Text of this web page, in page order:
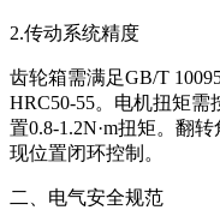
2.传动系统精度
齿轮箱需满足GB/T
HRC50-55。电机扭矩
置0.8-1.2N·m扭矩。翻
现位置闭环控制。
二、电气安全规范